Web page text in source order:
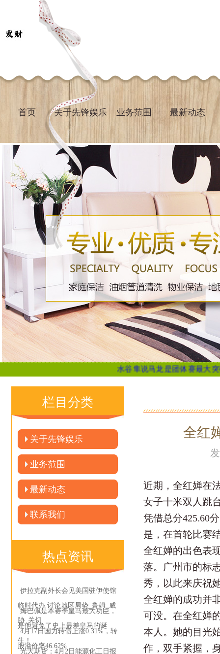
首页 关于先锋娱乐 业务范围 最新动态
水谷隼说马龙是团体赛最大突破口 扬言
栏目分类
关于先锋娱乐
业务范围
最新动态
联系我们
热点资讯
伊拉克副外长会见美国驻伊使馆
临时代办 讨论地区局势_鲁姆_威
胁_关切
姆巴佩是本赛季皇马最大功臣，
是他避免了史上最差皇马的诞
生！
4月17日国力转债上涨0.31%，转
股溢价率46.62%
光大期货：4月2日能源化工日报
全红
近期，全红婵在
女子十米双人跳
凭借总分425.60
是，在首轮比赛
全红婵的出色表
落。广州市的标
秀，以此来庆祝
全红婵的成功并
可没。在全红婵
本人。她的目光
作，双手紧握，